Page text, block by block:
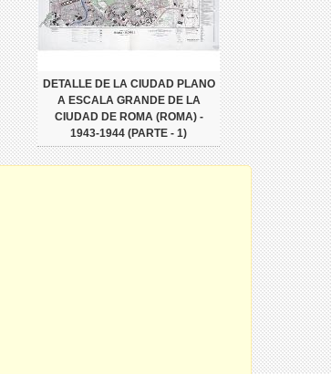
DETALLE DE LA CIUDAD PLANO
A ESCALA GRANDE DE LA
CIUDAD DE ROMA (ROMA) -
1943-1944 (PARTE - 1)